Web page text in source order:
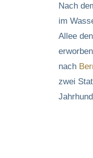
Nach
im
Allee
nach
zwei